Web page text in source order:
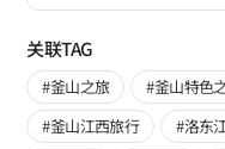
关联TAG
#釜山之旅 #釜山特色
#釜山江西旅行
#洛东